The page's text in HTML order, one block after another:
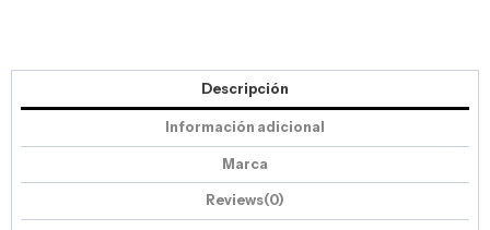
Descripción
Información adicional
Marca
Reviews(0)